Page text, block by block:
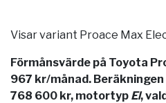
Visar variant Proace Max
Förmånsvärde på Toyota
967 kr/månad.
768 600 kr, motortyp El,